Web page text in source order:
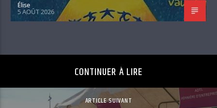
Élise
5 AOÛT 2026
CONTINUER À LIRE
ARTICLE SUIVANT